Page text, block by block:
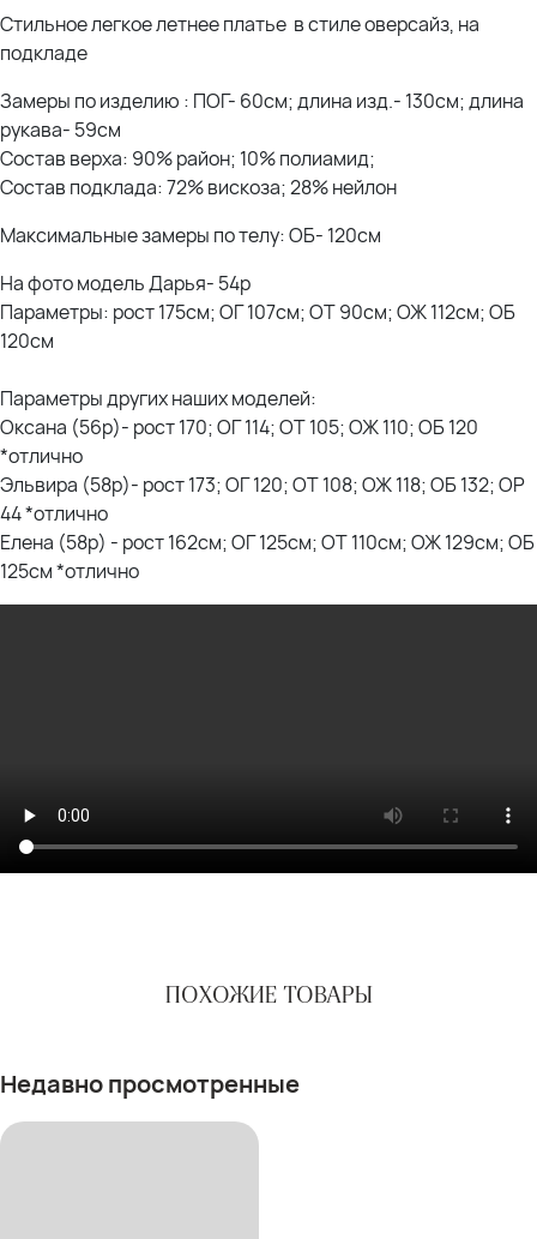
Стильное легкое летнее платье в стиле оверсайз, на
подкладе
Замеры по изделию : ПОГ- 60см; длина изд.- 130см; длина
рукава- 59см
Состав верха: 90% район; 10% полиамид;
Состав подклада: 72% вискоза; 28% нейлон
Максимальные замеры по телу: ОБ- 120см
На фото модель Дарья- 54р
Параметры: рост 175см; ОГ 107см; ОТ 90см; ОЖ 112см; ОБ
120см
Параметры других наших моделей:
Оксана (56р)- рост 170; ОГ 114; ОТ 105; ОЖ 110; ОБ 120
*отлично
Эльвира (58р)- рост 173; ОГ 120; ОТ 108; ОЖ 118; ОБ 132; ОР
44 *отлично
Елена (58р) - рост 162см; ОГ 125см; ОТ 110см; ОЖ 129см; ОБ
125см *отлично
ПОХОЖИЕ ТОВАРЫ
Недавно просмотренные